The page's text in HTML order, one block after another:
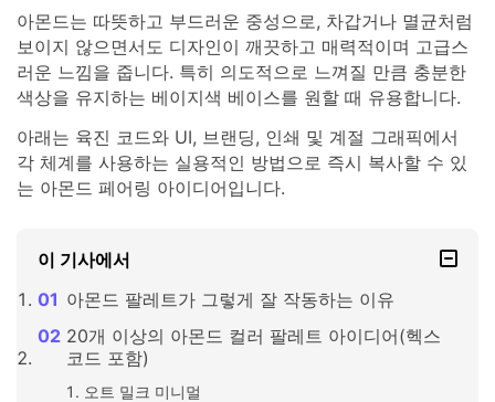
아몬드는 따뜻하고 부드러운 중성으로, 차갑거나 멸균처럼
보이지 않으면서도 디자인이 깨끗하고 매력적이며 고급스
러운 느낌을 줍니다. 특히 의도적으로 느껴질 만큼 충분한
색상을 유지하는 베이지색 베이스를 원할 때 유용합니다.
아래는 육진 코드와 UI, 브랜딩, 인쇄 및 계절 그래픽에서
각 체계를 사용하는 실용적인 방법으로 즉시 복사할 수 있
는 아몬드 페어링 아이디어입니다.
이 기사에서
아몬드 팔레트가 그렇게 잘 작동하는 이유
20개 이상의 아몬드 컬러 팔레트 아이디어(헥스
코드 포함)
오트 밀크 미니멀